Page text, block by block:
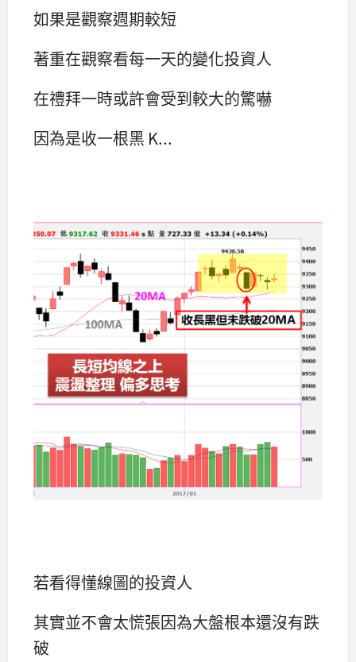
如果是觀察週期較短
著重在觀察看每一天的變化投資人
在禮拜一時或許會受到較大的驚嚇
因為是收一根黑 K...
若看得懂線圖的投資人
其實並不會太慌張因為大盤根本還沒有跌
破